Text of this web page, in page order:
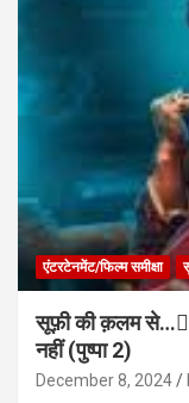
एंटरटेनमेंट/फिल्म समीक्षा
सूफ़ी की क़लम
नहीं (पुष्पा 2)
December 8, 2024